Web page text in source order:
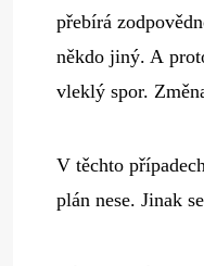
přebírá
někdo jiný. A
vleklý spor.
V těchto
plán nese. Jinak